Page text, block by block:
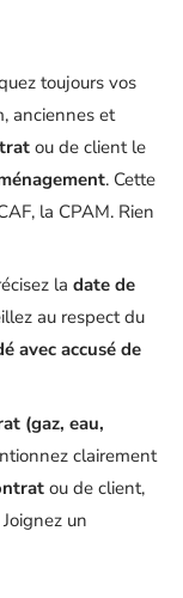
toujours vos
anciennes et
ou de client le
. Cette
la CPAM. Rien
la date de
au respect du
avec accusé de
(gaz, eau,
clairement
ou de client,
un